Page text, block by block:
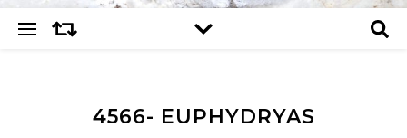
4566- EUPHYDRYAS